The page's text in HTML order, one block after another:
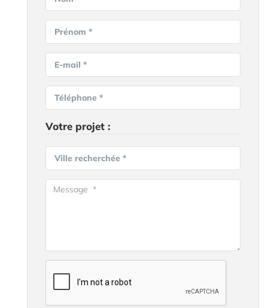
Prénom *
E-mail *
Téléphone *
Votre projet :
Ville recherchée *